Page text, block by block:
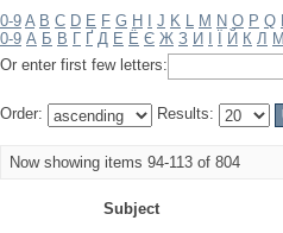
0-9 A B C D E F G H J K L M N O P Q
0-9 А Б В Г Ґ Д Е Ё Є Ж З И Й К Л М
Or enter first few letters:
Order: Results:
Now showing items 94-113 of 804
Subject